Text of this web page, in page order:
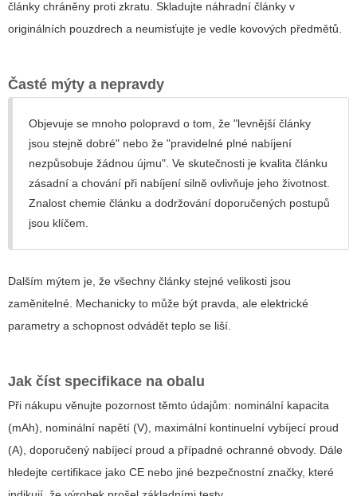
články chráněny proti zkratu. Skladujte náhradní články v
originálních pouzdrech a neumisťujte je vedle kovových předmětů.
Časté mýty a nepravdy
Objevuje se mnoho polopravd o tom, že "levnější články
jsou stejně dobré" nebo že "pravidelné plné nabíjení
nezpůsobuje žádnou újmu". Ve skutečnosti je kvalita článku
zásadní a chování při nabíjení silně ovlivňuje jeho životnost.
Znalost chemie článku a dodržování doporučených postupů
jsou klíčem.
Dalším mýtem je, že všechny články stejné velikosti jsou
zaměnitelné. Mechanicky to může být pravda, ale elektrické
parametry a schopnost odvádět teplo se liší.
Jak číst specifikace na obalu
Při nákupu věnujte pozornost těmto údajům: nominální kapacita
(mAh), nominální napětí (V), maximální kontinuelní vybíjecí proud
(A), doporučený nabíjecí proud a případné ochranné obvody. Dále
hledejte certifikace jako CE nebo jiné bezpečnostní značky, které